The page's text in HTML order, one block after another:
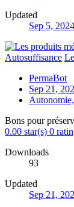
Updated
Sep 5, 2024
Autosuffisance
PermaBot
Sep 21,
Bons pour
0.00 star(s) 0
Downloads
93
Updated
Sep 21,